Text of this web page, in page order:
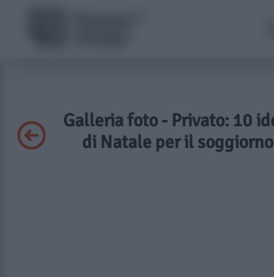
Galleria foto - Privato: 10
di Natale per il